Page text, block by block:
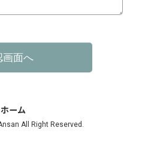
画面へ
ホーム
All Right Reserved.